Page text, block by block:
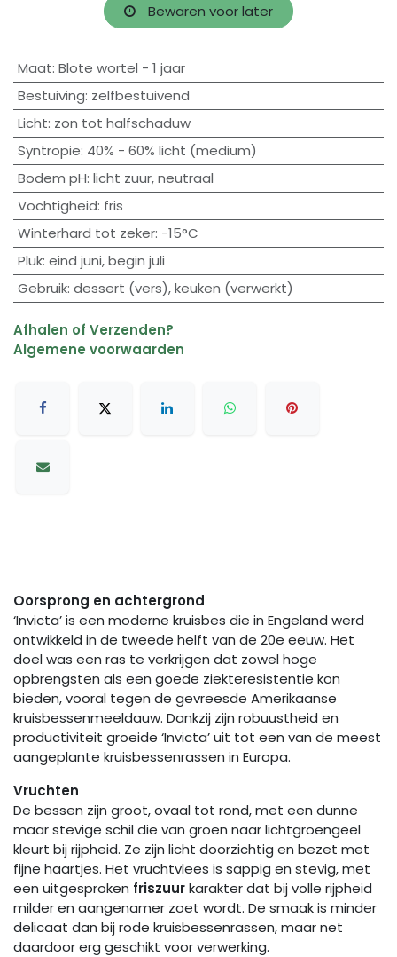
Bewaren voor later
Maat: Blote wortel - 1 jaar
Bestuiving: zelfbestuivend
Licht: zon tot halfschaduw
Syntropie: 40% - 60% licht (medium)
Bodem pH: licht zuur,neutraal
Vochtigheid: fris
Winterhard tot zeker: -15°C
Pluk: eind juni,begin juli
Gebruik: dessert (vers),keuken (verwerkt)
Afhalen of Verzenden?
Algemene voorwaarden
Oorsprong en achtergrond
‘Invicta’ is een moderne kruisbes die in Engeland werd
ontwikkeld in de tweede helft van de 20e eeuw. Het
doel was een ras te verkrijgen dat zowel hoge
opbrengsten als een goede ziekteresistentie kon
bieden, vooral tegen de gevreesde Amerikaanse
kruisbessenmeeldauw. Dankzij zijn robuustheid en
productiviteit groeide ‘Invicta’ uit tot een van de meest
aangeplante kruisbessenrassen in Europa.
Vruchten
De bessen zijn groot, ovaal tot rond, met een dunne
maar stevige schil die van groen naar lichtgroengeel
kleurt bij rijpheid. Ze zijn licht doorzichtig en bezet met
fijne haartjes. Het vruchtvlees is sappig en stevig, met
een uitgesproken friszuurkarakter dat bij volle rijpheid
milder en aangenamer zoet wordt. De smaak is minder
delicaat dan bij rode kruisbessenrassen, maar net
daardoor erg geschikt voor verwerking.